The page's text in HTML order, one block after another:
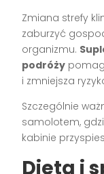
Zmiana strefy
zaburzyć
organizmu.
podróży
i zmniejsza
Szczególnie
samolotem,
kabinie
Dieta i